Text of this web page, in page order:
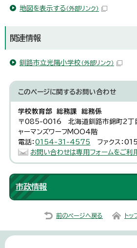
地図を表示する （外部リンク）
関連情報
釧路市立光陽小学校 （外部リンク）
このページに関するお問い合わせ
学校教育部 総務課 総務係
〒085-0016 北海道釧路市錦町2丁
ャーマンズワーフMOO4階
電話：0154-31-4575
ファクス：
お問い合わせは専用フォームをご利
市政情報
前のページへ戻る ト